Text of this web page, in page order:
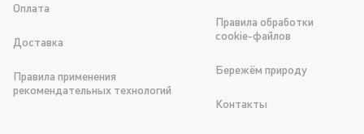
Оплата
Доставка
Правила применения
рекомендательных технологий
Правила обработки
cookie-файлов
Бережём природу
Контакты